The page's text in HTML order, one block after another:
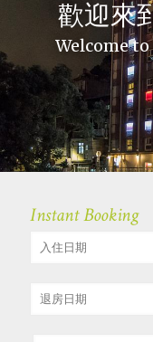
歡迎來
Welcome
Instant Booking